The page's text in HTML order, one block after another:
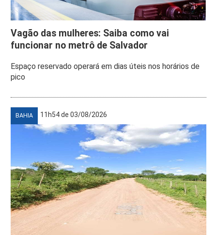
Vagão das mulheres: Saiba como vai
funcionar no metrô de Salvador
Espaço reservado operará em dias úteis nos horários de
pico
BAHIA 11h54 de 03/08/2026